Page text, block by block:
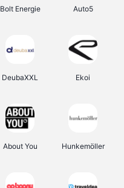
Bolt Energie Auto5
DeubaXXL Ekoi
About You Hunkemöller